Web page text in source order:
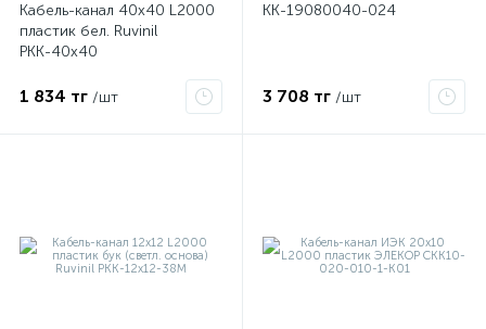
Кабель-канал 40х40 L2000
пластик бел. Ruvinil
РКК-40х40
1 834 тг /шт
КК-19080040-024
3 708 тг /шт